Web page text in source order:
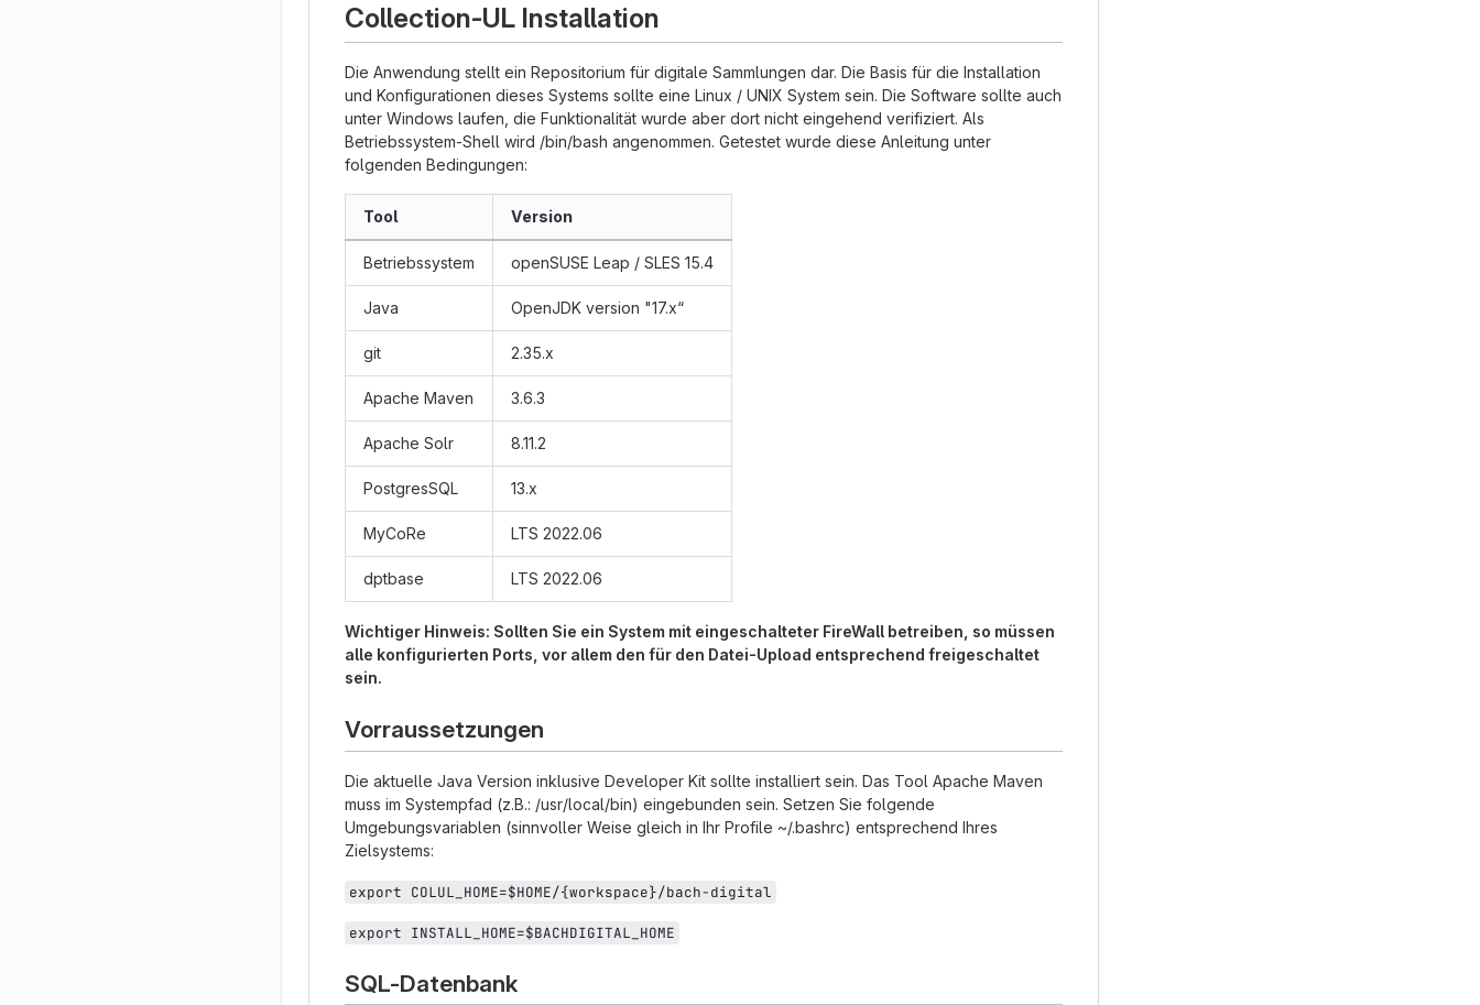
Collection-UL Installation
Die Anwendung stellt ein Repositorium für digitale Sammlungen dar. Die Basis für die Installation
und Konfigurationen dieses Systems sollte eine Linux / UNIX System sein. Die Software sollte auch
unter Windows laufen, die Funktionalität wurde aber dort nicht eingehend verifiziert. Als
Betriebssystem-Shell wird /bin/bash angenommen. Getestet wurde diese Anleitung unter
folgenden Bedingungen:
Tool Version
Betriebssystem openSUSE Leap / SLES 15.4
Java OpenJDK version "17.x“
git 2.35.x
Apache Maven 3.6.3
Apache Solr 8.11.2
PostgresSQL 13.x
MyCoRe LTS 2022.06
dptbase LTS 2022.06
Wichtiger Hinweis: Sollten Sie ein System mit eingeschalteter FireWall betreiben, so müssen
alle konfigurierten Ports, vor allem den für den Datei-Upload entsprechend freigeschaltet
sein.
Vorraussetzungen
Die aktuelle Java Version inklusive Developer Kit sollte installiert sein. Das Tool Apache Maven
muss im Systempfad (z.B.: /usr/local/bin) eingebunden sein. Setzen Sie folgende
Umgebungsvariablen (sinnvoller Weise gleich in Ihr Profile ~/.bashrc) entsprechend Ihres
Zielsystems:
export COLUL_HOME=$HOME/{workspace}/bach-digital
export INSTALL_HOME=$BACHDIGITAL_HOME
SQL-Datenbank